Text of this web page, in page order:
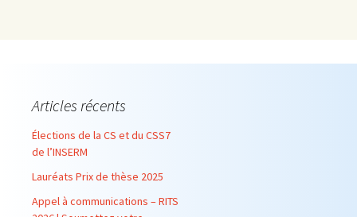
Articles récents
Élections de la CS et du CSS7
de l’INSERM
Lauréats Prix de thèse 2025
Appel à communications – RITS